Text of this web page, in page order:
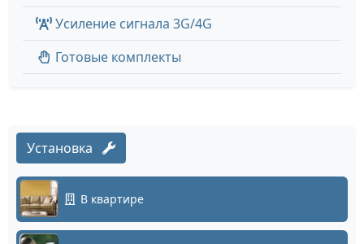
Усиление сигнала 3G/4G
Готовые комплекты
Установка
В квартире